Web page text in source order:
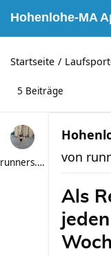
Hohenlohe-MA
Startseite
5 Beiträge
runners.high von
Als